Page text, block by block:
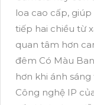
loa cao cấp,
tiếp hai chiều từ
quan tâm hơn
đêm Có Màu
hơn khi ánh sáng
Công nghệ IP